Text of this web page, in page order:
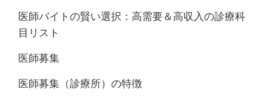
医師バイトの賢い選択：高需要＆高収入の診療科
目リスト
医師募集
医師募集（診療所）の特徴